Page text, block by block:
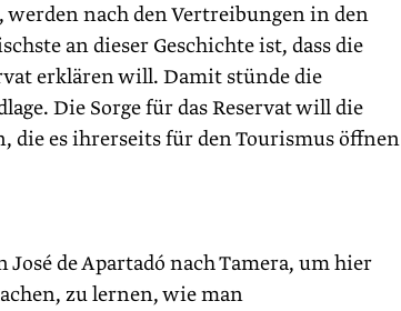
nach den Vertreibungen in den
an dieser Geschichte ist, dass die
erklären will. Damit stünde die
Die Sorge für das Reservat will die
es ihrerseits für den Tourismus öffnen
de Apartadó nach Tamera, um hier
zu lernen, wie man